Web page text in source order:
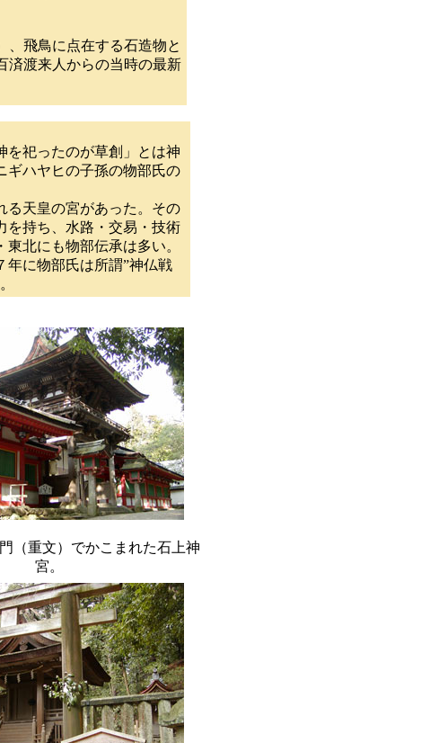
、飛鳥に点在する石造物と
済渡来人からの当時の最新
を祀ったのが草創」とは神
ギハヤヒの子孫の物部氏の
る天皇の宮があった。その
を持ち、水路・交易・技術
北にも物部伝承は多い。
年に物部氏は所謂”神仏戦
（重文）でかこまれた石上神
宮。